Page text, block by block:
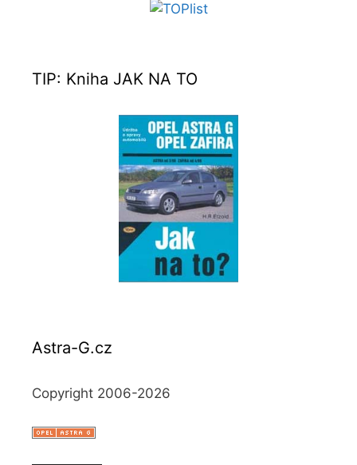
TIP: Kniha JAK NA TO
Astra-G.cz
Copyright 2006-2026